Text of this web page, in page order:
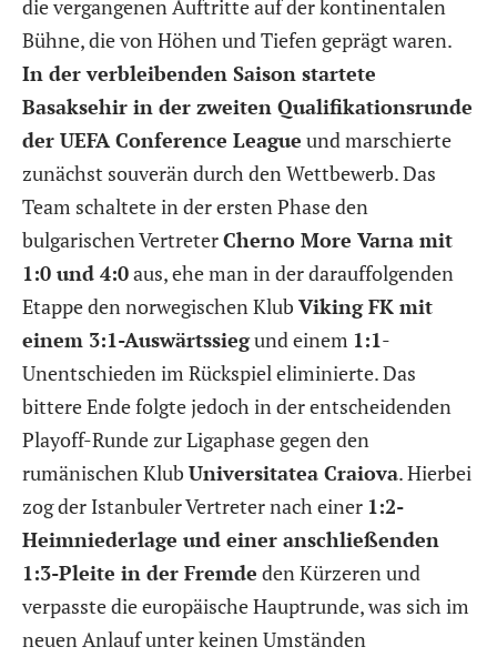
die vergangenen Auftritte auf der kontinentalen
Bühne, die von Höhen und Tiefen geprägt waren.
In der verbleibenden Saison startete
Basaksehir in der zweiten Qualifikationsrunde
der UEFA Conference League und marschierte
zunächst souverän durch den Wettbewerb. Das
Team schaltete in der ersten Phase den
bulgarischen VertreterCherno More Varna mit
1:0 und 4:0aus, ehe man in der darauffolgenden
Etappe den norwegischen Klub Viking FK mit
einem 3:1-Auswärtssiegund einem 1:1-
Unentschieden im Rückspiel eliminierte. Das
bittere Ende folgte jedoch in der entscheidenden
Playoff-Runde zur Ligaphase gegen den
rumänischen Klub Universitatea Craiova. Hierbei
zog der Istanbuler Vertreter nach einer 1:2-
Heimniederlage und einer anschließenden
1:3-Pleite in der Fremde den Kürzeren und
verpasste die europäische Hauptrunde, was sich im
neuen Anlauf unter keinen Umständen